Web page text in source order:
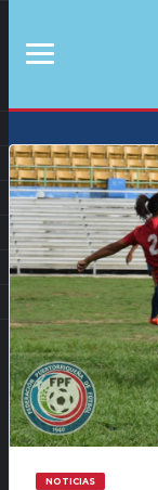
NOTICIAS